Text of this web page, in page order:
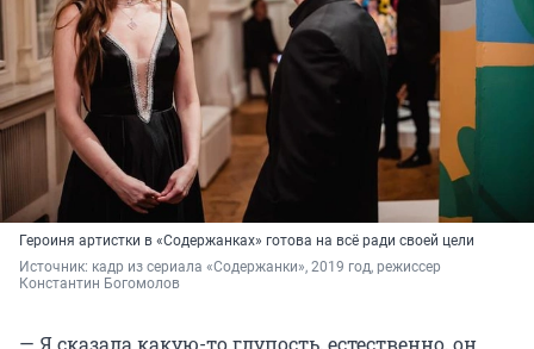
Героиня артистки в «Содержанках» готова на всё ради своей цели
Источник: кадр из сериала «Содержанки», 2019 год, режиссер
Константин Богомолов